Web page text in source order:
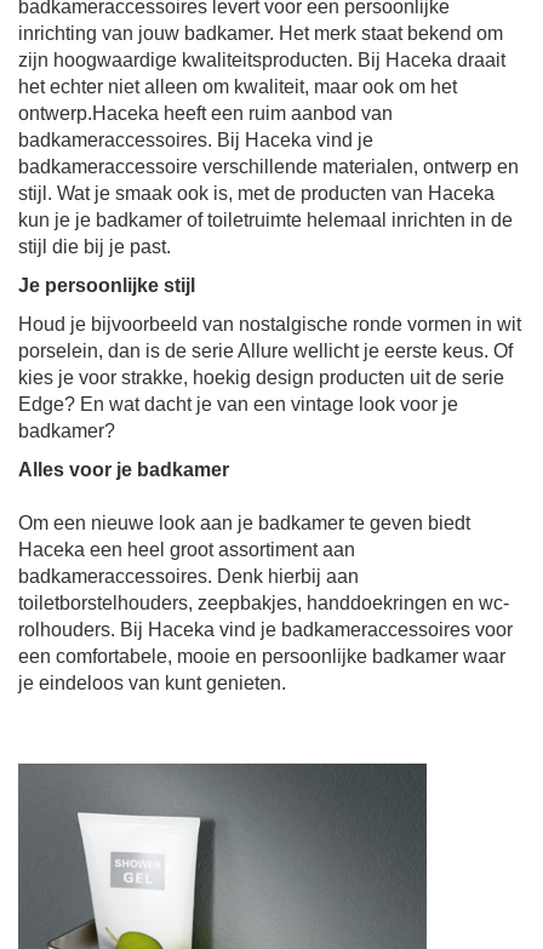
badkameraccessoires levert voor een persoonlijke
inrichting van jouw badkamer. Het merk staat bekend om
zijn hoogwaardige kwaliteitsproducten. Bij Haceka draait
het echter niet alleen om kwaliteit, maar ook om het
ontwerp.Haceka heeft een ruim aanbod van
badkameraccessoires. Bij Haceka vind je
badkameraccessoire verschillende materialen, ontwerp en
stijl. Wat je smaak ook is, met de producten van Haceka
kun je je badkamer of toiletruimte helemaal inrichten in de
stijl die bij je past.
Je persoonlijke stijl
Houd je bijvoorbeeld van nostalgische ronde vormen in wit
porselein, dan is de serie Allure wellicht je eerste keus. Of
kies je voor strakke, hoekig design producten uit de serie
Edge? En wat dacht je van een vintage look voor je
badkamer?
Alles voor je badkamer
Om een nieuwe look aan je badkamer te geven biedt
Haceka een heel groot assortiment aan
badkameraccessoires. Denk hierbij aan
toiletborstelhouders, zeepbakjes, handdoekringen en wc-
rolhouders. Bij Haceka vind je badkameraccessoires voor
een comfortabele, mooie en persoonlijke badkamer waar
je eindeloos van kunt genieten.